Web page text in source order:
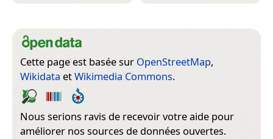
Cette page est basée sur OpenStreetMap,
Wikidata etWikimedia Commons.
Nous serions ravis de recevoir votre aide pour
améliorer nos sources de données ouvertes.